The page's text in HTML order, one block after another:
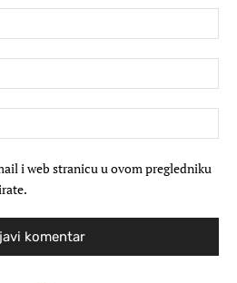
i web stranicu u ovom pregledniku